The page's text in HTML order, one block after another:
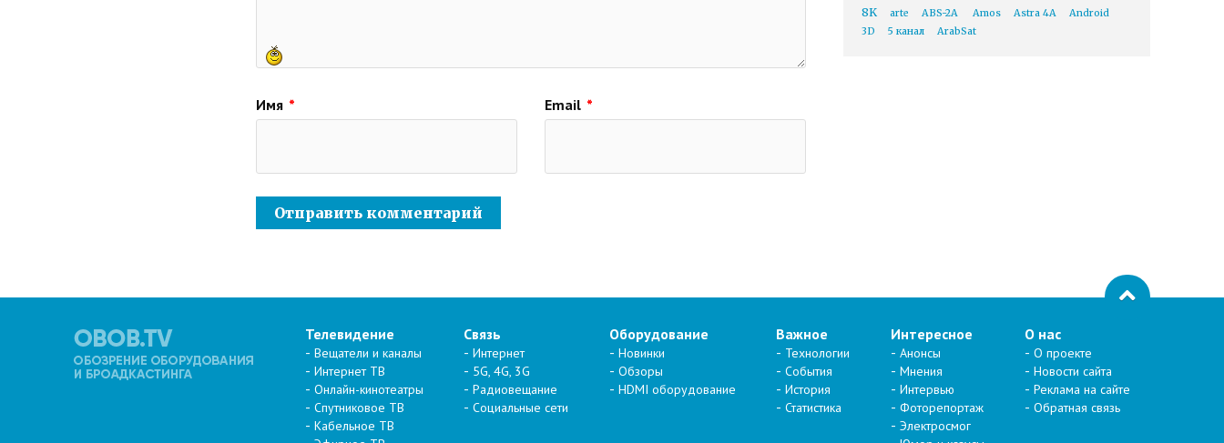
Имя * Email *
8K arte ABS-2A Amos Astra 4A
Android
3D
5 канал ArabSat
Телевидение
Вещатели и каналы
Интернет ТВ
Онлайн-кинотеатры
Спутниковое ТВ
Кабельное ТВ
Связь
Интернет
5G, 4G, 3G
Радиовещание
Социальные сети
Оборудование
Новинки
Обзоры
HDMI оборудование
Важное
Технологии
События
История
Статистика
Интересное
Анонсы
Мнения
Интервью
Фоторепортаж
Электросмог
О нас
О проекте
Новости сайта
Реклама на сайте
Обратная связь